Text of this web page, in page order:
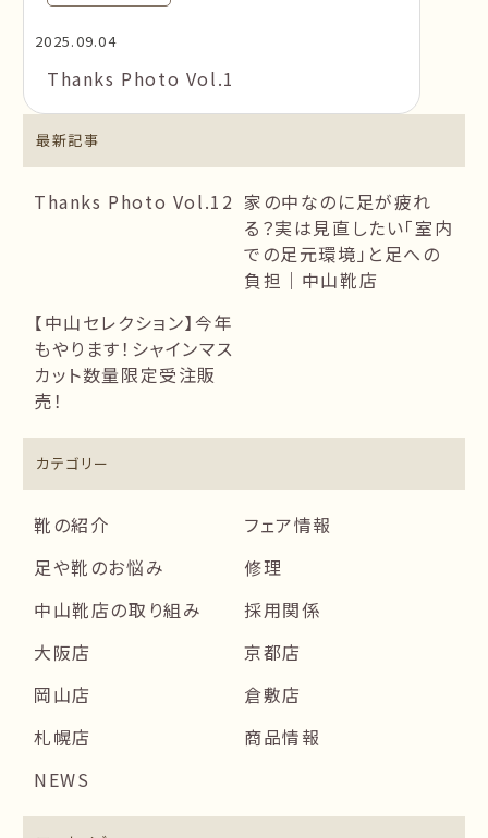
2025.09.04
Thanks Photo Vol.1
最新記事
Thanks Photo Vol.12 家の中なのに足が疲れ
る？実は見直したい「室内
での足元環境」と足への
負担｜中山靴店
【中山セレクション】今年
もやります！シャインマス
カット数量限定受注販
売！
カテゴリー
靴の紹介
フェア情報
足や靴のお悩み
修理
中山靴店の取り組み
採用関係
大阪店
京都店
岡山店
倉敷店
札幌店
商品情報
NEWS